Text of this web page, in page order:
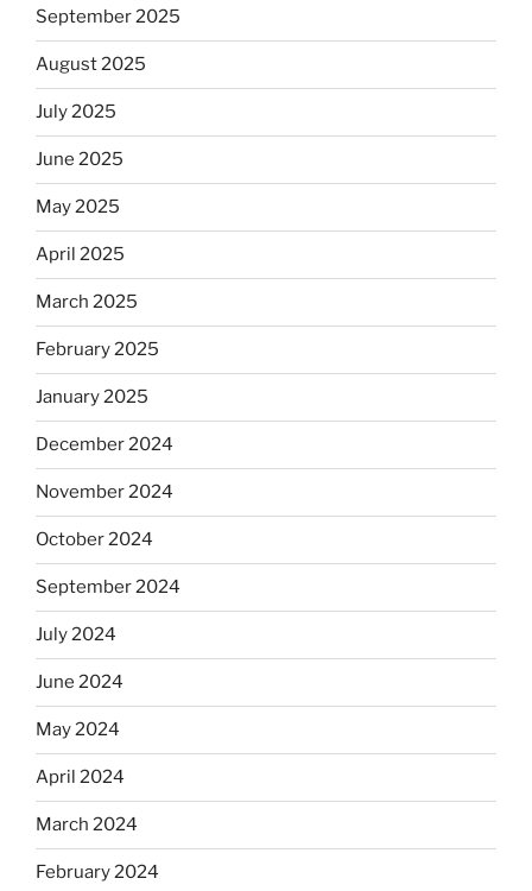
September 2025
August 2025
July 2025
June 2025
May 2025
April 2025
March 2025
February 2025
January 2025
December 2024
November 2024
October 2024
September 2024
July 2024
June 2024
May 2024
April 2024
March 2024
February 2024